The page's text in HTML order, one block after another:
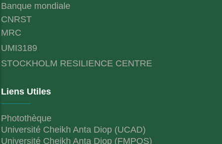
Banque mondiale
CNRST
MRC
UMI3189
STOCKHOLM RESILIENCE CENTRE
Liens Utiles
Photothèque
Université Cheikh Anta Diop (UCAD)
Université Cheikh Anta Diop (FMPOS)